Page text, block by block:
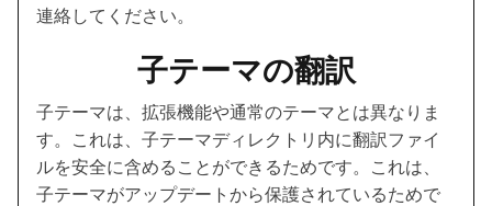
連絡してください。
子テーマの翻訳
子テーマは、拡張機能や通常のテーマとは異なりま
す。これは、子テーマディレクトリ内に翻訳ファイ
ルを安全に含めることができるためです。これは、
子テーマがアップデートから保護されているためで